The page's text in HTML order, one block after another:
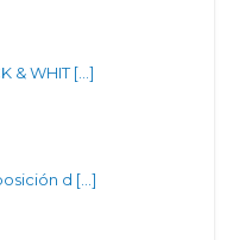
& WHIT [...]
d [...]